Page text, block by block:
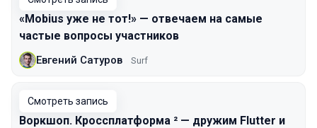
«Mobius уже не тот!» — отвечаем на самые
частые вопросы участников
Евгений Сатуров Surf
Смотреть запись
Воркшоп. Кроссплатформа ² — дружим Flutter и